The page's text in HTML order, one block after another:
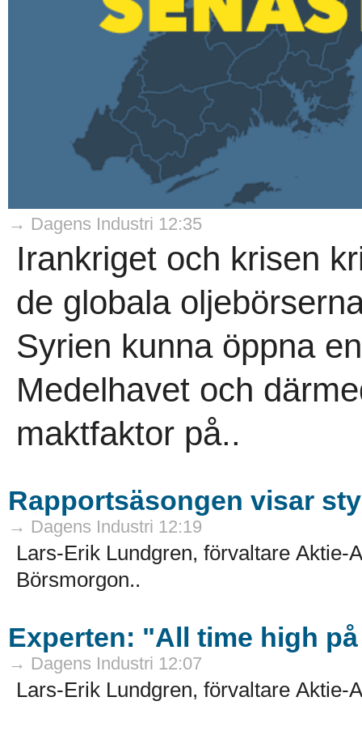
→ Dagens Industri 12:35
Irankriget och krisen
de globala
Syrien kunna öppna
Medelhavet och
maktfaktor på..
Rapportsäsongen visar
→ Dagens Industri 12:19
Lars-Erik Lundgren, förvaltare Aktie-
Börsmorgon..
Experten: "All time high
→ Dagens Industri 12:07
Lars-Erik Lundgren, förvaltare Aktie-